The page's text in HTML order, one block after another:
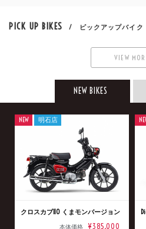
PICK UP BIKES / ピックアップバイク
VIEW
NEW BIKES
クロスカブ110 くまモンバージョン
本体価格 ¥385,000
NEW 明石店